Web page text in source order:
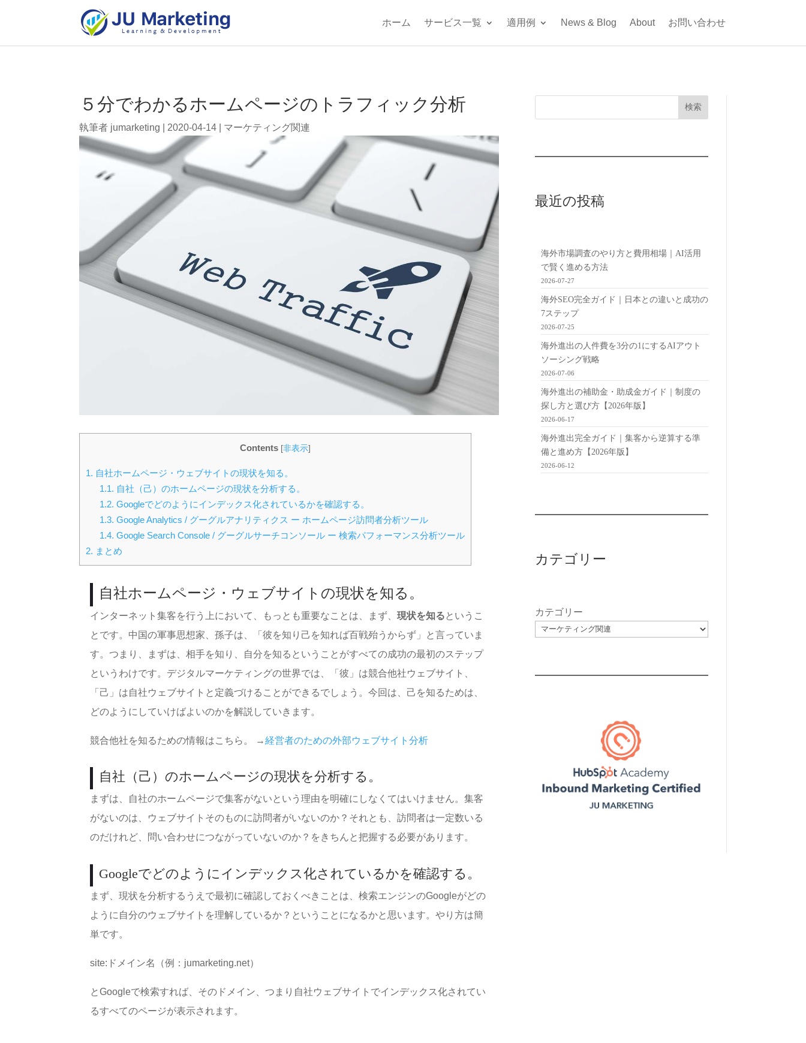
ホーム サービス一覧 適用例 News & Blog About お問い合わせ
５分でわかるホームページのトラフィック分析
執筆者 jumarketing 2020-04-14 マーケティング関連
Contents [非表示]
1. 自社ホームページ・ウェブサイトの現状を知る。
1.1. 自社（己）のホームページの現状を分析する。
1.2. Googleでどのようにインデックス化されているかを確認する。
1.3. Google Analytics / グーグルアナリティクス ー ホームページ訪問者分析ツール
1.4. Google Search Console / グーグルサーチコンソール ー 検索パフォーマンス分析ツール
2. まとめ
自社ホームページ・ウェブサイトの現状を知る。
インターネット集客を行う上において、もっとも重要なことは、まず、 現状を知る というこ
とです。中国の軍事思想家、孫子は、「彼を知り己を知れば百戦殆うからず」と言っていま
す。つまり、まずは、相手を知り、自分を知るということがすべての成功の最初のステップ
というわけです。デジタルマーケティングの世界では、「 彼」は競合他社ウェブサイト、
「己」は自社ウェブサイトと定義づけることができるでしょう。今回は、己を知るためは、
どのようにしていけばよいのかを解説していきます。
競合他社を知るための情報はこちら。 →経営者のための外部ウェブサイト分析
自社（己）のホームページの現状を分析する。
まずは、自社のホームページで集客がないという理由を明確にしなくてはいけません。集客
がないのは、ウェブサイトそのものに訪問者がいないのか？それとも、訪問者は一定数いる
のだけれど、問い合わせにつながっていないのか？をきちんと把握する必要があります。
Googleでどのようにインデックス化されているかを確認する。
まず、現状を分析するうえで最初に確認しておくべきことは、検索エンジンのGoogleがどの
ように自分のウェブサイトを理解しているか？ということになるかと思います。やり方は簡
単です。
site:ドメイン名（例：jumarketing.net）
とGoogleで検索すれば、そのドメイン、つまり自社ウェブサイトでインデックス化されてい
るすべてのページが表示されます。
検索
最近の投稿
海外市場調査のやり方と費用相場｜AI活用
で賢く進める方法
2026-07-27
海外SEO完全ガイド｜日本との違いと成功の
7ステップ
2026-07-25
海外進出の人件費を3分の1にするAIアウト
ソーシング戦略
2026-07-06
海外進出の補助金・助成金ガイド｜制度の
探し方と選び方【2026年版】
2026-06-17
海外進出完全ガイド｜集客から逆算する準
備と進め方【2026年版】
2026-06-12
カテゴリー
カテゴリー